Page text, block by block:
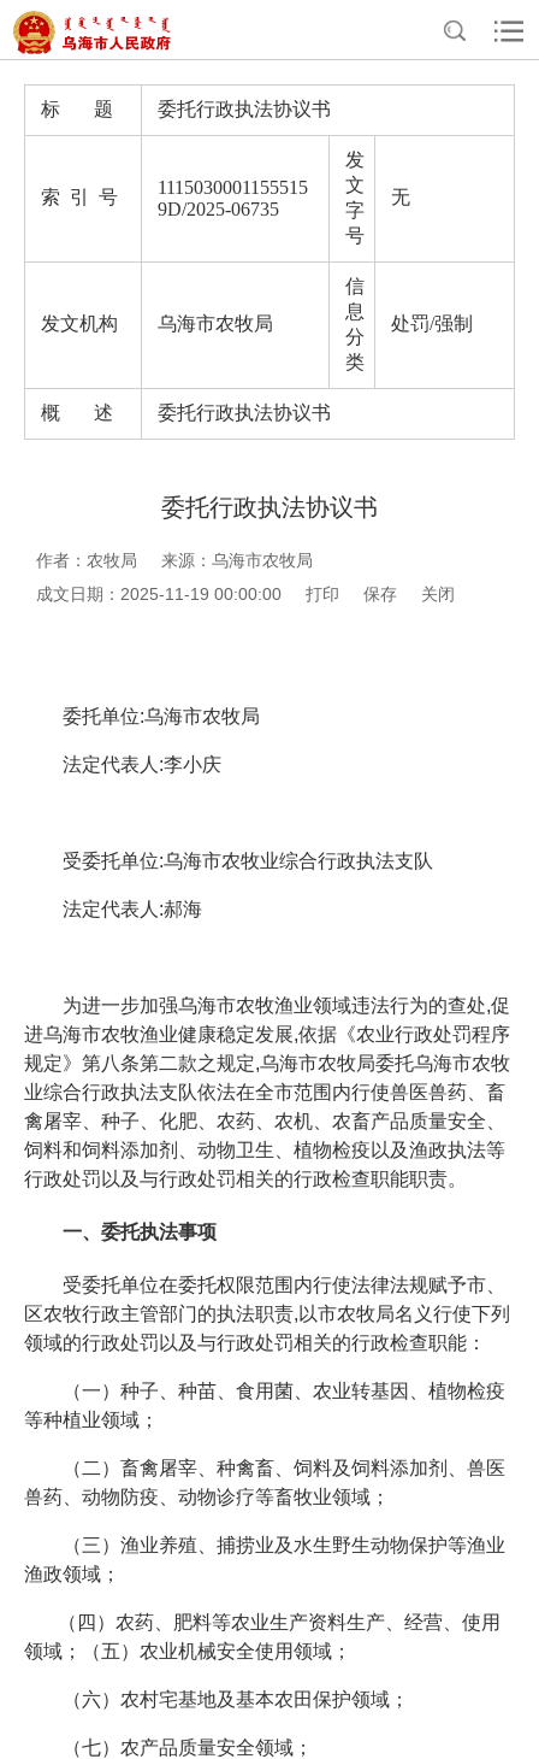
首页 >政务公开>政府信息公开 处罚/强制
标 题 委托行政执法协议书
索 引 号
1115030001155515
9D/2025-06735
发
文
字
号
无
发文机构 乌海市农牧局
信
息
分
类
处罚/强制
概 述 委托行政执法协议书
委托行政执法协议书
作者：农牧局
来源：乌海市农牧局
成文日期：2025-11-19 00:00:00
打印 保存 关闭
委托单位:乌海市农牧局
法定代表人:李小庆
受委托单位:乌海市农牧业综合行政执法支队
法定代表人:郝海
为进一步加强乌海市农牧渔业领域违法行为的查处,促
进乌海市农牧渔业健康稳定发展,依据《农业行政处罚程序
规定》第八条第二款之规定,乌海市农牧局委托乌海市农牧
业综合行政执法支队依法在全市范围内行使兽医兽药、畜
禽屠宰、种子、化肥、农药、农机、农畜产品质量安全、
饲料和饲料添加剂、动物卫生、植物检疫以及渔政执法等
行政处罚以及与行政处罚相关的行政检查职能职责。
一、委托执法事项
受委托单位在委托权限范围内行使法律法规赋予市、
区农牧行政主管部门的执法职责,以市农牧局名义行使下列
领域的行政处罚以及与行政处罚相关的行政检查职能：
（一）种子、种苗、食用菌、农业转基因、植物检疫
等种植业领域；
（二）畜禽屠宰、种禽畜、饲料及饲料添加剂、兽医
兽药、动物防疫、动物诊疗等畜牧业领域；
（三）渔业养殖、捕捞业及水生野生动物保护等渔业
渔政领域；
（四）农药、肥料等农业生产资料生产、经营、使用
领域；（五）农业机械安全使用领域；
（六）农村宅基地及基本农田保护领域；
（七）农产品质量安全领域；